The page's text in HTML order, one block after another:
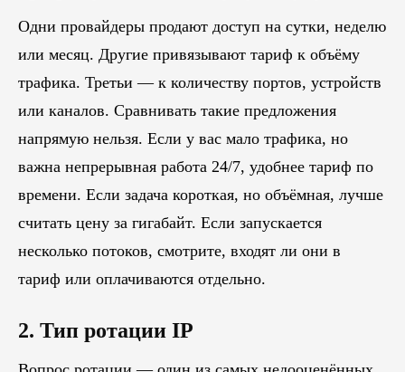
Одни провайдеры продают доступ на сутки, неделю
или месяц. Другие привязывают тариф к объёму
трафика. Третьи — к количеству портов, устройств
или каналов. Сравнивать такие предложения
напрямую нельзя. Если у вас мало трафика, но
важна непрерывная работа 24/7, удобнее тариф по
времени. Если задача короткая, но объёмная, лучше
считать цену за гигабайт. Если запускается
несколько потоков, смотрите, входят ли они в
тариф или оплачиваются отдельно.
2. Тип ротации IP